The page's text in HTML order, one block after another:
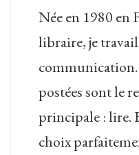
Née en 1980 en
libraire, je
postées sont le
principale : lire.
choix